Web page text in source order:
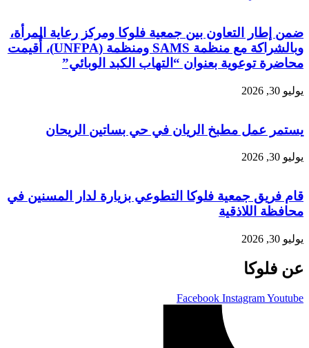
ضمن إطار التعاون بين جمعية فلوكا ومركز رعاية المرأة،
وبالشراكة مع منظمة SAMS ومنظمة (UNFPA)، أُقيمت
محاضرة توعوية بعنوان “التهاب الكبد الوبائي”
يوليو 30, 2026
يستمر عمل مطبخ الريان في حي بساتين الريحان
يوليو 30, 2026
قام فريق جمعية فلوكا التطوعي بزيارة لدار المسنين في
محافظة اللاذقية
يوليو 30, 2026
عن فلوكا
Facebook InstagramYoutube